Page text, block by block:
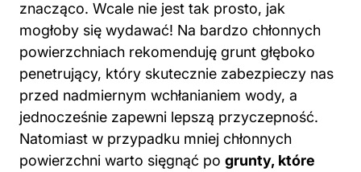
znacząco. Wcale nie jest tak prosto, jak
mogłoby się wydawać! Na bardzo chłonnych
powierzchniach rekomenduję grunt głęboko
penetrujący, który skutecznie zabezpieczy nas
przed nadmiernym wchłanianiem wody, a
jednocześnie zapewni lepszą przyczepność.
Natomiast w przypadku mniej chłonnych
powierzchni warto sięgnąć po grunty, które